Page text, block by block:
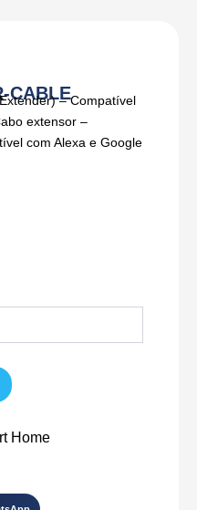
CABLE– Compatível
extensor –
com Alexa e Google
Home